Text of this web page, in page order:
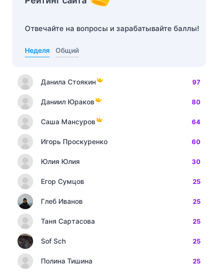
Отвечайте на вопросы и зарабатывайте баллы!
Неделя Общий
Данила Стоякин 97
Даниил Юраков 80
Саша Мансуров 64
Игорь Проскуренко 60
Юлия Юлия 30
Егор Сумцов 25
Глеб Иванов 25
Таня Сартасова 25
Sof Sch 25
Полина Тишина 25